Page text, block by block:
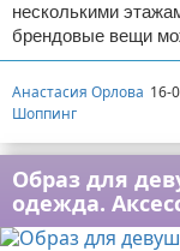
несколькими
брендовые вещи
Анастасия Орлова 16-
Шоппинг
Образ для
одежда.